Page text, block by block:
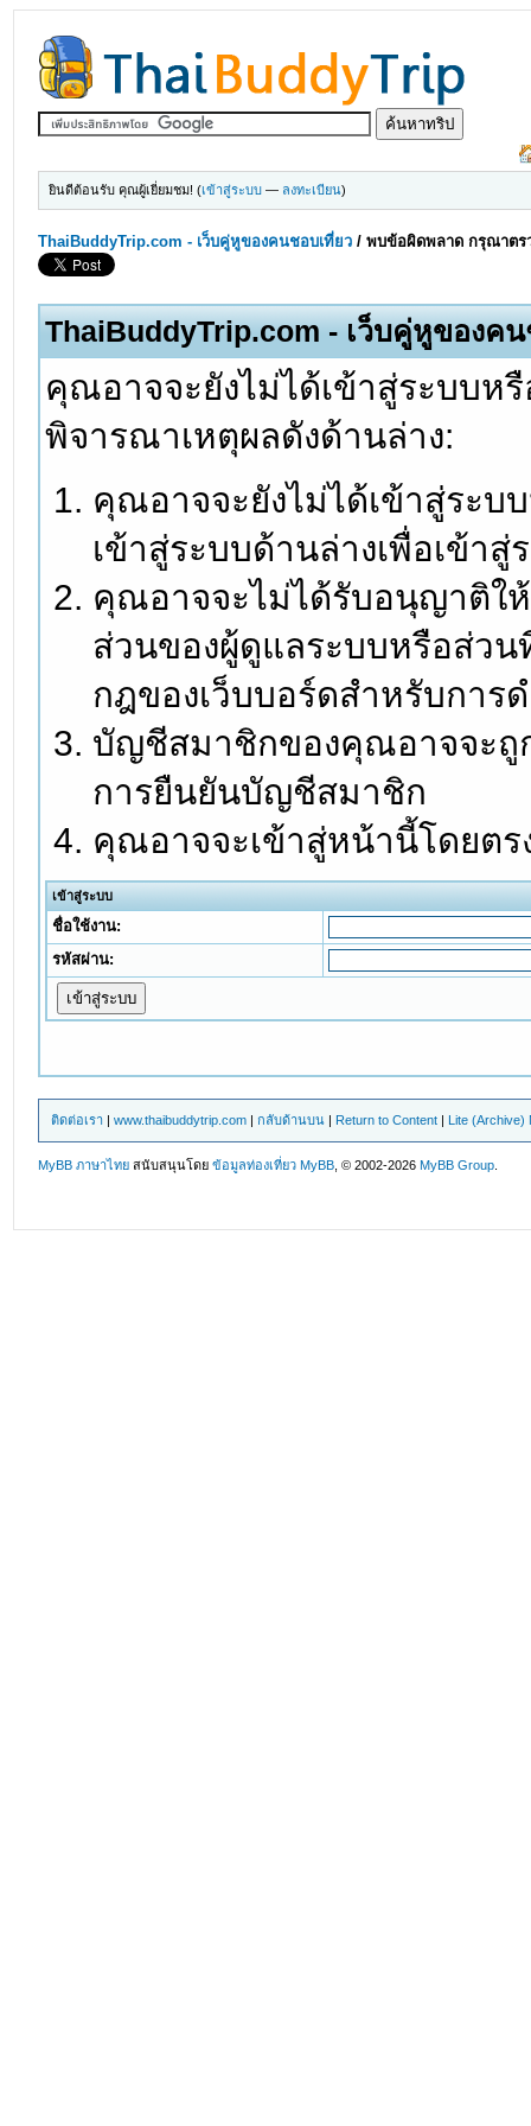
ยินดีต้อนรับ คุณผู้เยี่ยมชม! (เข้าสู่ระบบ — ลงทะเบียน)
ThaiBuddyTrip.com - เว็บคู่หูของคนชอบเที่ยว /พบข้อผิดพลาด กรุณาตร
ThaiBuddyTrip.com - เว็บคู่หูของค
คุณอาจจะยังไม่ได้เข้าสู่ระบบ
พิจารณาเหตุผลดังด้านล่าง:
คุณอาจจะยังไม่ได้เข้าสู่ระบ
เข้าสู่ระบบด้านล่างเพื่อเข้า
คุณอาจจะไม่ได้รับอนุญาติใ
ส่วนของผู้ดูแลระบบหรือส่ว
กฎของเว็บบอร์ดสำหรับการ
บัญชีสมาชิกของคุณอาจจะถู
การยืนยันบัญชีสมาชิก
คุณอาจจะเข้าสู่หน้านี้โดยต
เข้าสู่ระบบ
ชื่อใช้งาน:
รหัสผ่าน:
ติดต่อเรา |www.thaibuddytrip.com |กลับด้านบน | Return to Content | Lite (Archive)
MyBB ภาษาไทย สนับสนุนโดยข้อมูลท่องเที่ยว MyBB , © 2002-2026MyBB Group